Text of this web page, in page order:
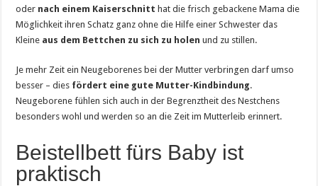
oder nach einem Kaiserschnitt hat die frisch gebackene Mama die
Möglichkeit ihren Schatz ganz ohne die Hilfe einer Schwester das
Kleine aus dem Bettchen zu sich zu holen und zu stillen.
Je mehr Zeit ein Neugeborenes bei der Mutter verbringen darf umso
besser – dies fördert eine gute Mutter-Kindbindung.
Neugeborene fühlen sich auch in der Begrenztheit des Nestchens
besonders wohl und werden so an die Zeit im Mutterleib erinnert.
Beistellbett fürs Baby ist
praktisch